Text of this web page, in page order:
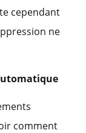
cependant
ne
comment